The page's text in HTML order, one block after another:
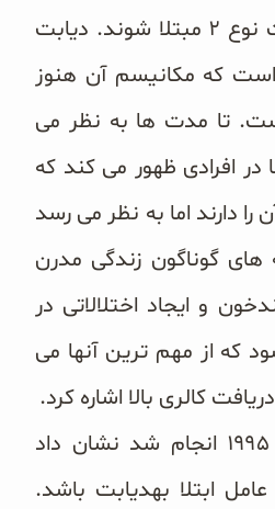
ممکن است به دیابت نوع ۲ مبتلا شوند. دیابت
است که مکانیسم آن هنوز
تا مدت ها به نظر می
در افرادی ظهور می کند که
را دارند اما به نظر می رسد
های گوناگون زندگی مدرن
و ایجاد اختلالاتی در
که از مهم ترین آنها می
کالری بالا اشاره کرد.
تحقیقی که در سال ۱۹۹۵ انجام شد نشان داد
ابتلا بهدیابت باشد.